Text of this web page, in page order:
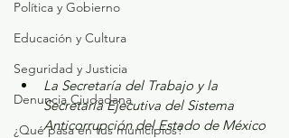
Política y Gobierno
Educación y Cultura
Seguridad y Justicia
Denuncia Ciudadana
¿Qué pasa en tus municipios?
La Secretaría del Trabajo y la
Secretaría Ejecutiva del Sistema
Anticorrupción del Estado de México